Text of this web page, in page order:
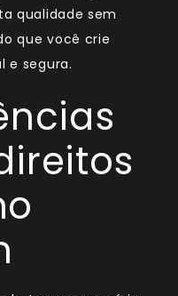
qualidade sem
que você crie
e segura.